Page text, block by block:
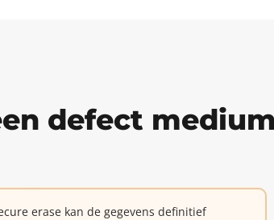
defect medium
erase kan de gegevens definitief